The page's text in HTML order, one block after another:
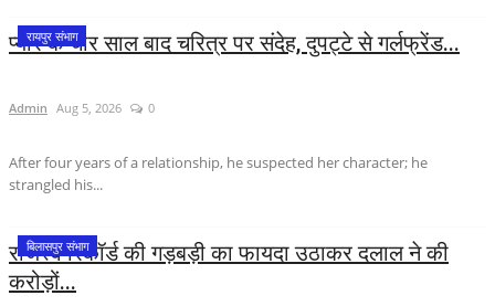
मनोरंजन
प्रमुख खबर
रायपुर संभाग
प्यार के चार साल बाद चरित्र पर संदेह, दुपट्टे से गर्लफ्रेंड...
Admin Aug 5, 2026 0
After four years of a relationship, he suspected her character; he
strangled his...
बिलासपुर संभाग
राजस्व रिकॉर्ड की गड़बड़ी का फायदा उठाकर दलाल ने की
करोड़ों...